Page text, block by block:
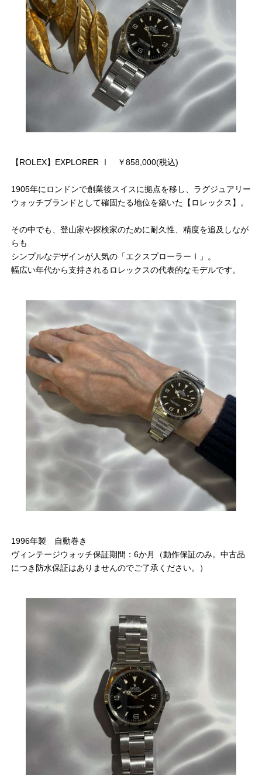
【ROLEX】EXPLORER Ⅰ ￥858,000(税込)
1905年にロンドンで創業後スイスに拠点を移し、ラグジュアリー
ウォッチブランドとして確固たる地位を築いた【ロレックス】。
その中でも、登山家や探検家のために耐久性、精度を追及しなが
らも
シンプルなデザインが人気の「エクスプローラーⅠ」。
幅広い年代から支持されるロレックスの代表的なモデルです。
1996年製 自動巻き
ヴィンテージウォッチ保証期間：6か月（動作保証のみ。中古品
につき防水保証はありませんのでご了承ください。）